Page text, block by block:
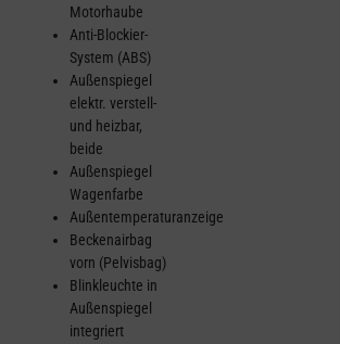
Motorhaube
Anti-Blockier-
System (ABS)
Außenspiegel
elektr. verstell-
und heizbar,
beide
Außenspiegel
Wagenfarbe
Außentemperaturanzeige
Beckenairbag
vorn (Pelvisbag)
Blinkleuchte in
Außenspiegel
integriert